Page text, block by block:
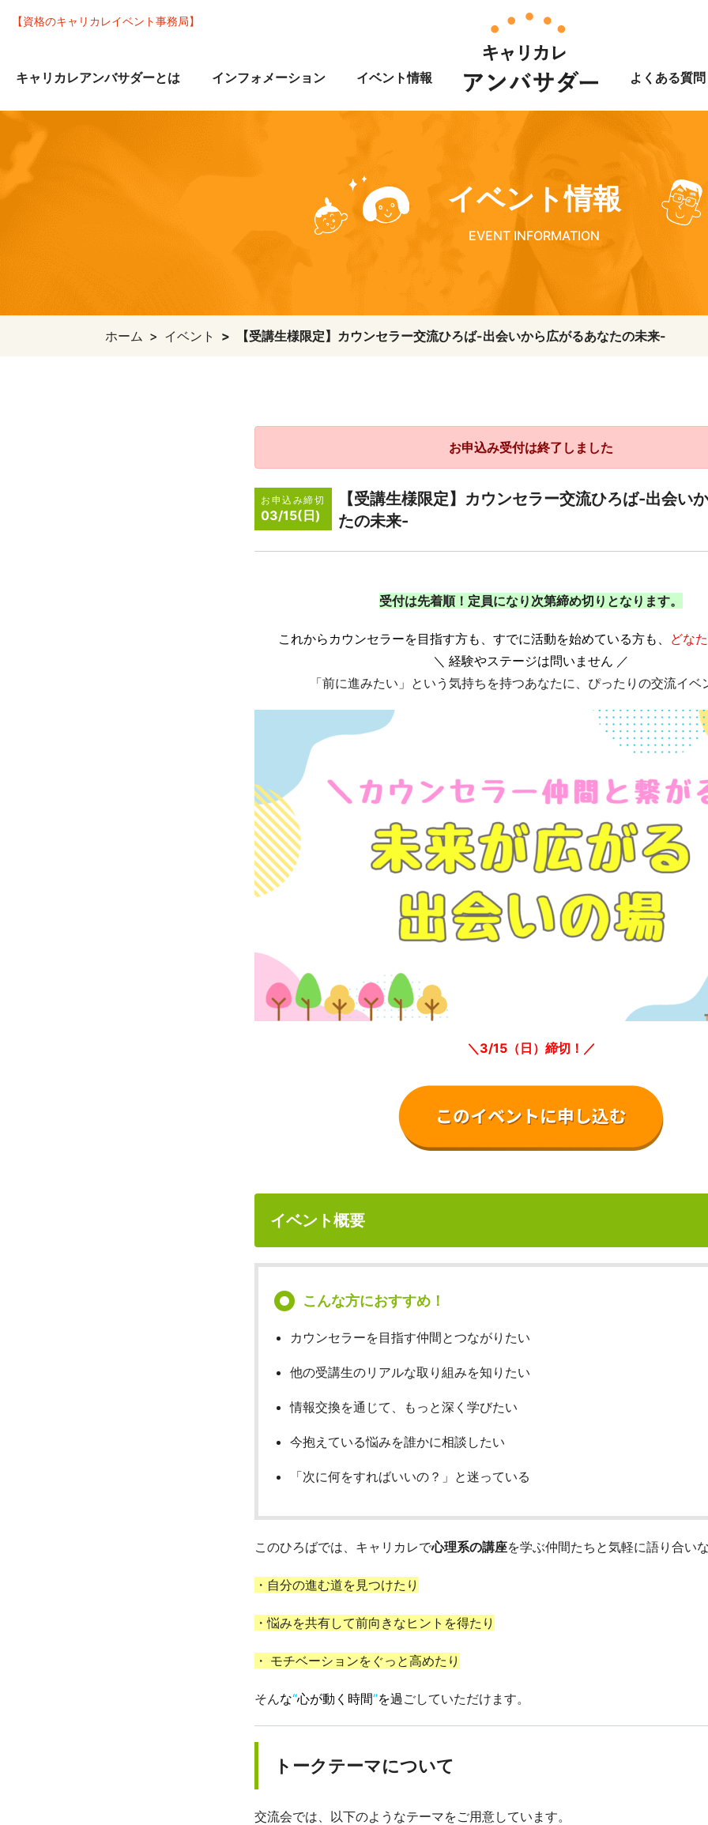
キャリカレアンバサダーとは インフォメーション イベント情報 よくある質問
【資格のキャリカレイベント事務局】
イベント情報
EVENT INFORMATION
ホーム イベント 【受講生様限定】カウンセラー交流ひろば-出会いから広がるあなたの未来-
お申込み受付は終了しました
お申込み締切
03/15(日)
【受講生様限定】カウンセラー交流ひろば-出会い
たの未来-
受付は先着順！定員になり次第締め切りとなります。
これからカウンセラーを目指す方も、すでに活動を始めている方も、 どな
＼ 経験やステージは問いません ／
「前に進みたい」という気持ちを持つあなたに、ぴったりの交流イベ
＼3/15（日）締切！／
イベント概要
こんな方におすすめ！
カウンセラーを目指す仲間とつながりたい
他の受講生のリアルな取り組みを知りたい
情報交換を通じて、もっと深く学びたい
今抱えている悩みを誰かに相談したい
「次に何をすればいいの？」と迷っている
このひろばでは、キャリカレで心理系の講座を学ぶ仲間たちと気軽に語り合い
・自分の進む道を見つけたり
・悩みを共有して前向きなヒントを得たり
・ モチベーションをぐっと高めたり
そんな“心が動く時間”を過 ごしていただけます。
トークテーマについて
交流会では、以下のようなテーマをご用意しています。